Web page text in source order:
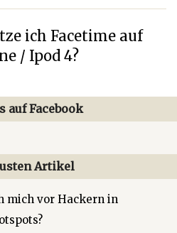
ich Facetime auf
/ Ipod 4?
auf Facebook
Artikel
mich vor Hackern in